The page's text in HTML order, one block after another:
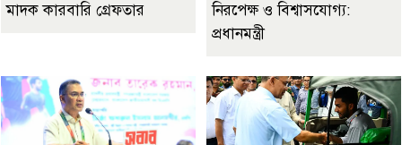
মাদক কারবারি গ্রেফতার
নিরপেক্ষ ও বিশ্বাসযোগ্য:
প্রধানমন্ত্রী